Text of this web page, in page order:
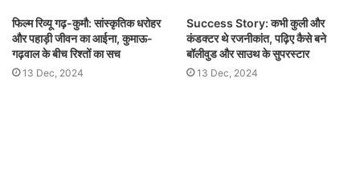
फिल्म रिव्यू गढ़-कुमौ: सांस्कृतिक धरोहर
और पहाड़ी जीवन का आईना, कुमाऊ-
गढ़वाल के बीच रिश्तों का सच
13 Dec, 2024
Success Story: कभी कुली और
कंडक्टर थे रजनीकांत, पढ़िए कैसे बने
बॉलीवुड और साउथ के सुपरस्टार
13 Dec, 2024